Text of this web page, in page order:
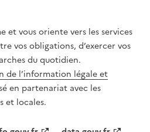
et vous oriente vers les services
vos obligations, d’exercer vos
du quotidien.
de l’information légale et
en partenariat avec les
et locales.